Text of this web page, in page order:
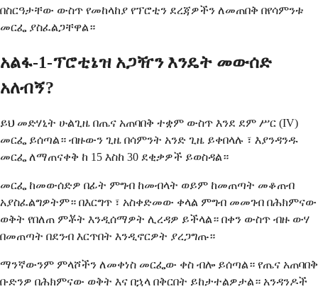
በስርዓታቸው ውስጥ የመከላከያ የፕሮቲን ደረጃዎችን ለመጠበቅ በየሳምንቱ
መርፌ ያስፈልጋቸዋል።
አልፋ-1-ፕሮቲኔዝ አጋዥን እንዴት መውሰድ
አለብኝ?
ይህ መድሃኒት ሁልጊዜ በጤና አጠባበቅ ተቋም ውስጥ እንደ ደም ሥር (IV)
መርፌ ይሰጣል። ብዙውን ጊዜ በሳምንት አንድ ጊዜ ይቀበላሉ ፣ እያንዳንዱ
መርፌ ለማጠናቀቅ ከ 15 እስከ 30 ደቂቃዎች ይወስዳል።
መርፌ ከመውሰድዎ በፊት ምግብ ከመብላት ወይም ከመጠጣት መቆጠብ
አያስፈልግዎትም። በእርግጥ ፣ አስቀድመው ቀላል ምግብ መመገብ በሕክምናው
ወቅት የበለጠ ምቾት እንዲሰማዎት ሊረዳዎ ይችላል። በቀን ውስጥ ብዙ ውሃ
በመጠጣት በደንብ እርጥበት እንዲኖርዎት ያረጋግጡ።
ማንኛውንም ምላሾችን ለመቀነስ መርፌው ቀስ ብሎ ይሰጣል። የጤና አጠባበቅ
ቡድንዎ በሕክምናው ወቅት እና በኋላ በቅርበት ይከታተልዎታል። አንዳንዶች